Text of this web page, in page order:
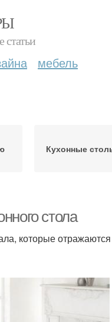
статьи
мебель
Кухонные
стола
которые